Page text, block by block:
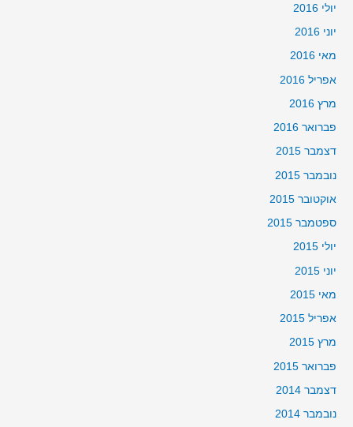
יולי 2016
יוני 2016
מאי 2016
אפריל 2016
מרץ 2016
פברואר 2016
דצמבר 2015
נובמבר 2015
אוקטובר 2015
ספטמבר 2015
יולי 2015
יוני 2015
מאי 2015
אפריל 2015
מרץ 2015
פברואר 2015
דצמבר 2014
נובמבר 2014